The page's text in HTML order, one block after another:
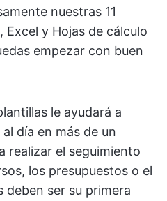
nuestras 11
y Hojas de cálculo
empezar con buen
le ayudará a
día en más de un
realizar el seguimiento
los presupuestos o el
deben ser su primera